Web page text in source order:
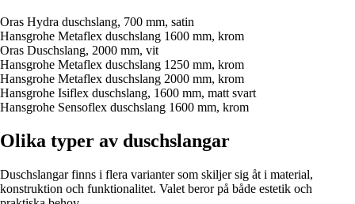
Oras Hydra duschslang, 700 mm, satin
Hansgrohe Metaflex duschslang 1600 mm, krom
Oras Duschslang, 2000 mm, vit
Hansgrohe Metaflex duschslang 1250 mm, krom
Hansgrohe Metaflex duschslang 2000 mm, krom
Hansgrohe Isiflex duschslang, 1600 mm, matt svart
Hansgrohe Sensoflex duschslang 1600 mm, krom
Olika typer av duschslangar
Duschslangar finns i flera varianter som skiljer sig åt i material,
konstruktion och funktionalitet. Valet beror på både estetik och